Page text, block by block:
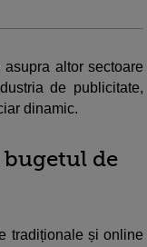
altor sectoare
de publicitate,
dinamic.
de
tradiționale și online